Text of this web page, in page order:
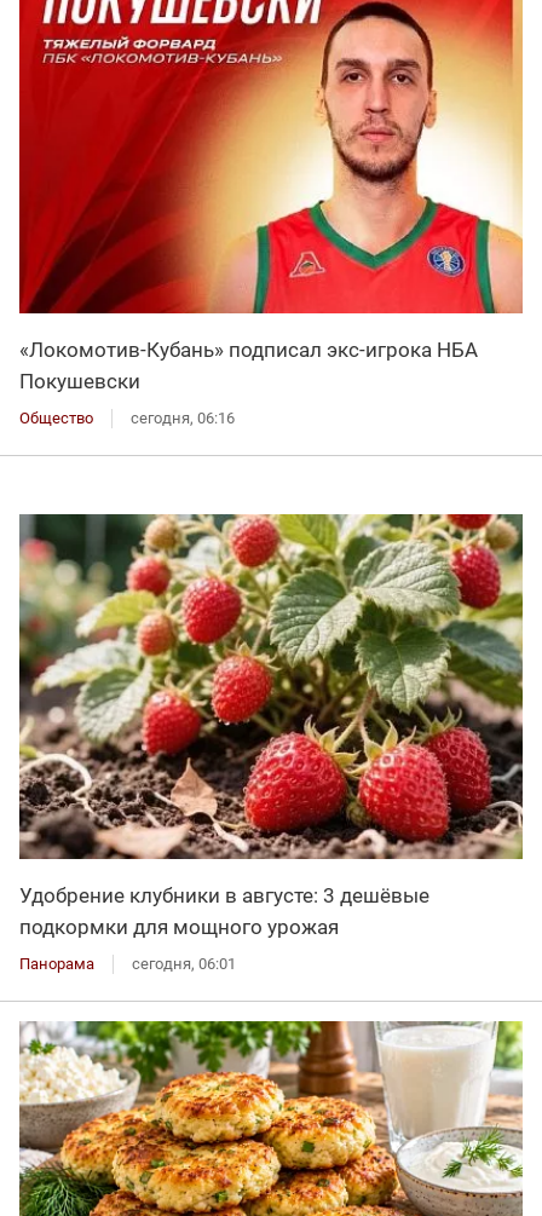
«Локомотив-Кубань» подписал экс-игрока НБА
Покушевски
Общество сегодня, 06:16
Удобрение клубники в августе: 3 дешёвые
подкормки для мощного урожая
Панорама сегодня, 06:01